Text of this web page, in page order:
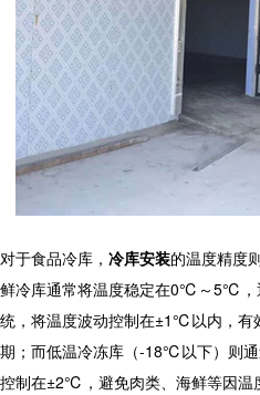
对于食品冷库， 冷库安装的温度精度
鲜冷库通常将温度稳定在0℃～5℃，
统，将温度波动控制在±1℃以内，有
期；而低温冷冻库（-18℃以下）则
控制在±2℃，避免肉类、海鲜等因温